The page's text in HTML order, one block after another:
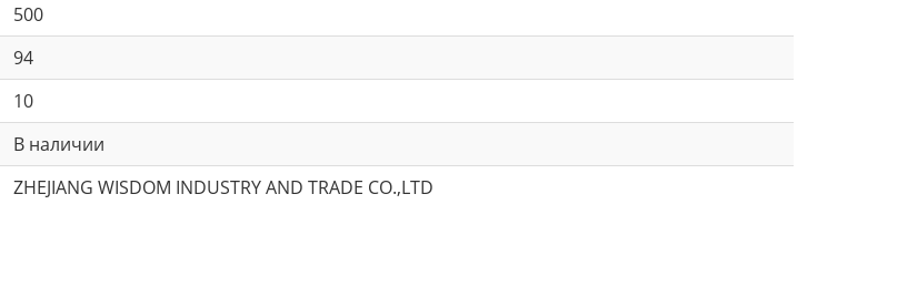
500
94
10
В наличии
ZHEJIANG WISDOM INDUSTRY AND TRADE CO.,LTD